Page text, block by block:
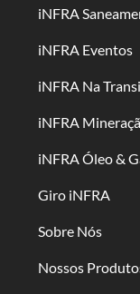
iNFRA
iNFRA Eventos
iNFRA Na
iNFRA
iNFRA Óleo &
Giro iNFRA
Sobre Nós
Nossos